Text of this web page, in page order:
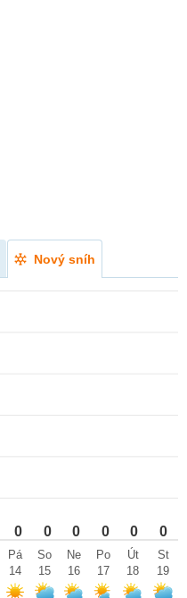
Nový sníh
0 0 0 0 0 0
Pá
14
So
15
Ne
16
Po
17
Út
18
St
19